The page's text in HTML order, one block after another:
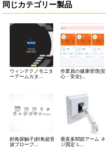
同じカテゴリー製品
ウィンテクノモニタ
ーアームカタ...
作業員の健康管理(安
心・安全)...
斜角探触子(斜角超音
波プローブ...
垂直多関節アーム ネ
ジ固定 L...